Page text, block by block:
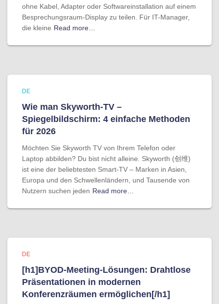
ohne Kabel, Adapter oder Softwareinstallation auf einem
Besprechungsraum-Display zu teilen. Für IT-Manager,
die kleine Read more…
DE
Wie man Skyworth-TV –
Spiegelbildschirm: 4 einfache Methoden
für 2026
Möchten Sie Skyworth TV von Ihrem Telefon oder
Laptop abbilden? Du bist nicht alleine. Skyworth (创维)
ist eine der beliebtesten Smart-TV – Marken in Asien,
Europa und den Schwellenländern, und Tausende von
Nutzern suchen jeden Read more…
DE
[h1]BYOD-Meeting-Lösungen: Drahtlose
Präsentationen in modernen
Konferenzräumen ermöglichen[/h1]